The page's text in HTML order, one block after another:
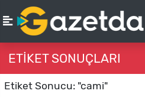
ETIKET SONUÇLARI
Etiket Sonucu: "cami"